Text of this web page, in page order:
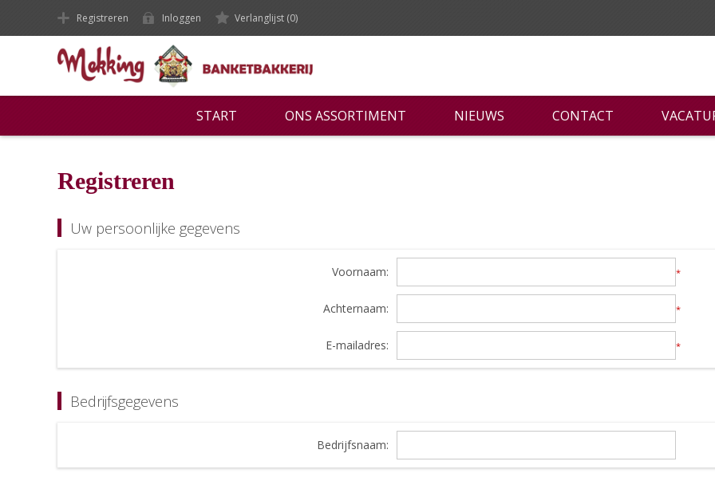
Registreren Inloggen Verlanglijst (0)
START ONS ASSORTIMENT NIEUWS CONTACT
Registreren
Uw persoonlijke gegevens
Voornaam: *
Achternaam: *
E-mailadres: *
Bedrijfsgegevens
Bedrijfsnaam: